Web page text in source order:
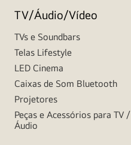
TV/Áudio/Vídeo
TVs e Soundbars
Telas Lifestyle
LED Cinema
Caixas de Som Bluetooth
Projetores
Peças e Acessórios para TV /
Áudio